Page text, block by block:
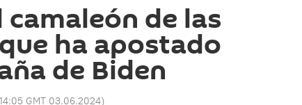
de las
ha apostado
de Biden
14:05 GMT 03.06.2024)